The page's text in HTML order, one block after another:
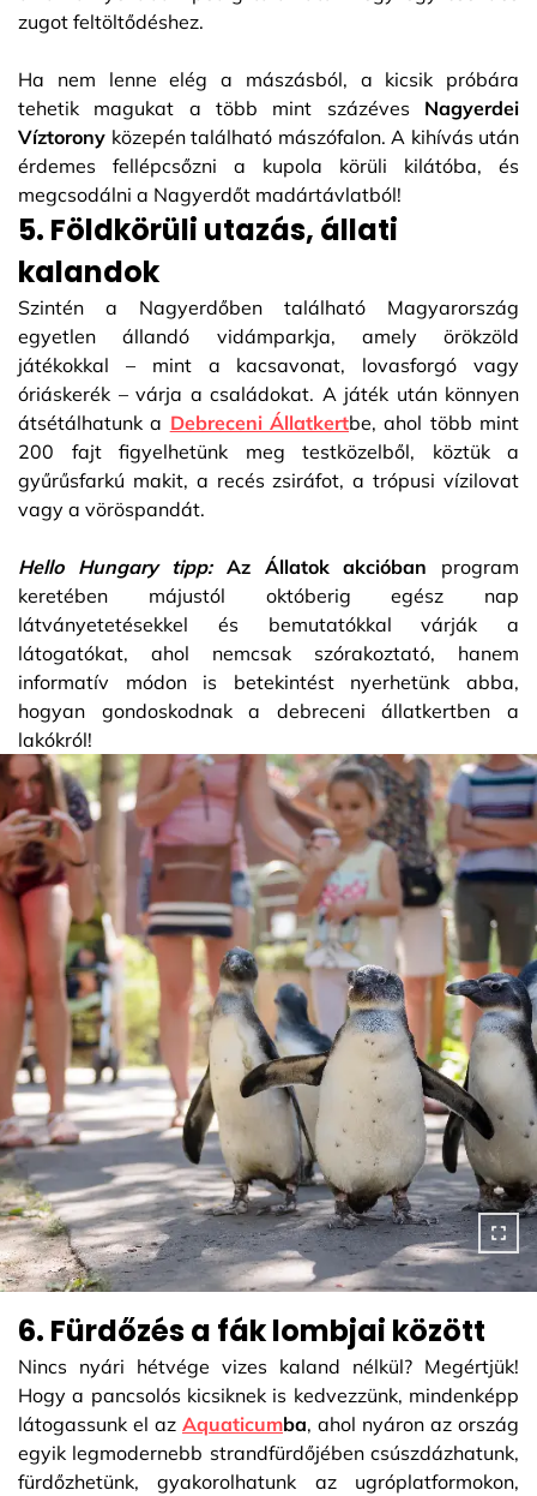
zugot feltöltődéshez.
Ha nem lenne elég a mászásból, a kicsik próbára
tehetik magukat a több mint százéves Nagyerdei
Víztorony közepén található mászófalon. A kihívás után
érdemes fellépcsőzni a kupola körüli kilátóba, és
megcsodálni a Nagyerdőt madártávlatból!
5. Földkörüli utazás, állati
kalandok
Szintén a Nagyerdőben található Magyarország
egyetlen állandó vidámparkja, amely örökzöld
játékokkal – mint a kacsavonat, lovasforgó vagy
óriáskerék – várja a családokat. A játék után könnyen
átsétálhatunk a Debreceni Állatkertbe, ahol több mint
200 fajt figyelhetünk meg testközelből, köztük a
gyűrűsfarkú makit, a recés zsiráfot, a trópusi vízilovat
vagy a vöröspandát.
Hello Hungary tipp: Az Állatok akcióban
program
keretében májustól októberig egész nap
látványetetésekkel és bemutatókkal várják a
látogatókat, ahol nemcsak szórakoztató, hanem
informatív módon is betekintést nyerhetünk abba,
hogyan gondoskodnak a debreceni állatkertben a
lakókról!
6. Fürdőzés a fák lombjai között
Nincs nyári hétvége vizes kaland nélkül? Megértjük!
Hogy a pancsolós kicsiknek is kedvezzünk, mindenképp
látogassunk el az Aquaticumba, ahol nyáron az ország
egyik legmodernebb strandfürdőjében csúszdázhatunk,
fürdőzhetünk, gyakorolhatunk az ugróplatformokon,